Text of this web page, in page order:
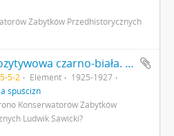
Zabytków Przedhistorycznych
Odbitka pozytywowa czarno-biała. Gródek pow. Równe. Stanowisko paleolityczne II. Badania archeologiczne L. Sawickiego - zdjęcie sprzed X. 1927 r. Fot. L. Sawicki? s. 2: adnotacje odręczne
5-2 Element
1925-1927
spuścizn
Konserwatorów Zabytków
Ludwik Sawicki?